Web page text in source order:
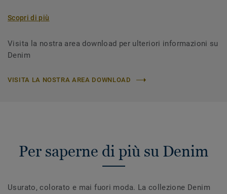
Scopri di più
Visita la nostra area download per ulteriori informazioni su
Denim
VISITA LA NOSTRA AREA DOWNLOAD
Per saperne di più su Denim
Usurato, colorato e mai fuori moda. La collezione Denim